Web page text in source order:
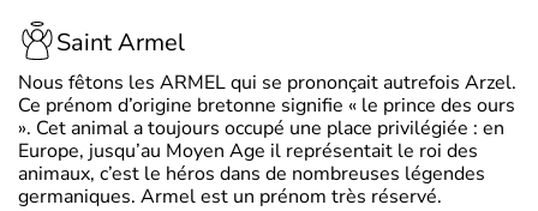
Saint Armel
Nous fêtons les ARMEL qui se prononçait autrefois Arzel.
Ce prénom d’origine bretonne signifie « le prince des ours
». Cet animal a toujours occupé une place privilégiée : en
Europe, jusqu’au Moyen Age il représentait le roi des
animaux, c’est le héros dans de nombreuses légendes
germaniques. Armel est un prénom très réservé.